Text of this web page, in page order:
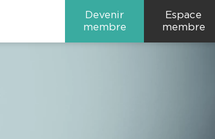
Devenir
membre
Espace
membre